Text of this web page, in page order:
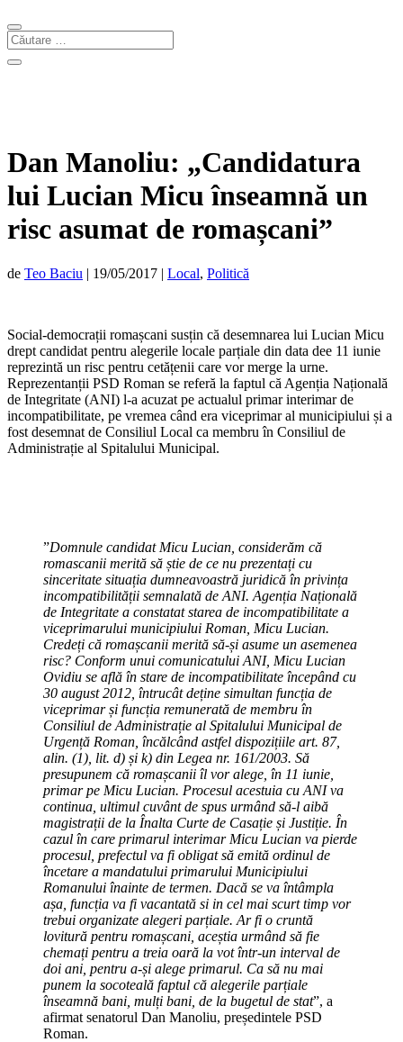
Dan Manoliu: „Candidatura
lui Lucian Micu înseamnă un
risc asumat de romașcani”
de Teo Baciu | 19/05/2017 | Local, Politică
Social-democrații romașcani susțin că desemnarea lui Lucian Micu
drept candidat pentru alegerile locale parțiale din data dee 11 iunie
reprezintă un risc pentru cetățenii care vor merge la urne.
Reprezentanții PSD Roman se referă la faptul că Agenția Națională
de Integritate (ANI) l-a acuzat pe actualul primar interimar de
incompatibilitate, pe vremea când era viceprimar al municipiului și a
fost desemnat de Consiliul Local ca membru în Consiliul de
Administrație al Spitalului Municipal.
”Domnule candidat Micu Lucian, considerăm că
romascanii merită să știe de ce nu prezentați cu
sinceritate situația dumneavoastră juridică în privința
incompatibilității semnalată de ANI. Agenția Națională
de Integritate a constatat starea de incompatibilitate a
viceprimarului municipiului Roman, Micu Lucian.
Credeți că romașcanii merită să-și asume un asemenea
risc? Conform unui comunicatului ANI, Micu Lucian
Ovidiu se află în stare de incompatibilitate începând cu
30 august 2012, întrucât deține simultan funcția de
viceprimar și funcția remunerată de membru în
Consiliul de Administrație al Spitalului Municipal de
Urgență Roman, încălcând astfel dispozițiile art. 87,
alin. (1), lit. d) și k) din Legea nr. 161/2003. Să
presupunem că romașcanii îl vor alege, în 11 iunie,
primar pe Micu Lucian. Procesul acestuia cu ANI va
continua, ultimul cuvânt de spus urmând să-l aibă
magistrații de la Înalta Curte de Casație și Justiție. În
cazul în care primarul interimar Micu Lucian va pierde
procesul, prefectul va fi obligat să emită ordinul de
încetare a mandatului primarului Municipiului
Romanului înainte de termen. Dacă se va întâmpla
așa, funcția va fi vacantată si in cel mai scurt timp vor
trebui organizate alegeri parțiale. Ar fi o cruntă
lovitură pentru romașcani, aceștia urmând să fie
chemați pentru a treia oară la vot într-un interval de
doi ani, pentru a-și alege primarul. Ca să nu mai
punem la socoteală faptul că alegerile parțiale
înseamnă bani, mulți bani, de la bugetul de stat”, a
afirmat senatorul Dan Manoliu, președintele PSD
Roman.